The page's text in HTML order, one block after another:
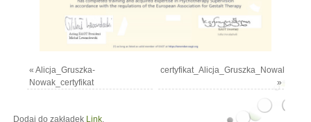
«Alicja_Gruszka-
Nowak_certyfikat
certyfikat_Alicja_Gruszka_Nowak
»
Dodaj do zakładek Link.